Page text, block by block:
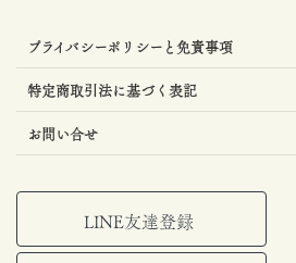
プライバシーポリシーと免責事項
特定商取引法に基づく表記
お問い合せ
LINE友達登録